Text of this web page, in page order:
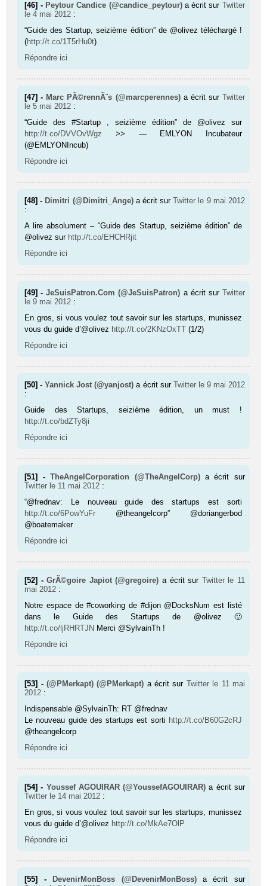
[46] - Peytour Candice (@candice_peytour) a écrit sur Twitter
le 4 mai 2012 :
“Guide des Startup, seizième édition” de @olivez téléchargé !
(http://t.co/1T5rHu0t)
Répondre ici
[47] - Marc PÃ©rennÃ¨s (@marcperennes) a écrit sur Twitter
le 5 mai 2012 :
“Guide des #Startup , seizième édition” de @olivez sur
http://t.co/DVVOvWgz >> — EMLYON Incubateur
(@EMLYONIncub)
Répondre ici
[48] - Dimitri (@Dimitri_Ange) a écrit surTwitter le 9 mai 2012
:
A lire absolument – “Guide des Startup, seizième édition” de
@olivez sur http://t.co/EHCHRjit
Répondre ici
[49] -JeSuisPatron.Com (@JeSuisPatron) a écrit sur Twitter
le 9 mai 2012 :
En gros, si vous voulez tout savoir sur les startups, munissez
vous du guide d’@olivez http://t.co/2KNzOxTT (1/2)
Répondre ici
[50] -Yannick Jost (@yanjost) a écrit sur Twitter le 9 mai 2012
:
Guide des Startups, seizième édition, un must !
http://t.co/bdZTy8ji
Répondre ici
[51] -TheAngelCorporation (@TheAngelCorp) a écrit sur
Twitter le 11 mai 2012 :
“@frednav: Le nouveau guide des startups est sorti
http://t.co/6PowYuFr @theangelcorp” @doriangerbod
@boatemaker
Répondre ici
[52] -GrÃ©goire Japiot (@gregoire) a écrit sur Twitter le 11
mai 2012 :
Notre espace de #coworking de #dijon @DocksNum est listé
dans le Guide des Startups de @olivez 🙂
http://t.co/ljRHRTJN Merci @SylvainTh !
Répondre ici
[53] - (@PMerkapt) (@PMerkapt) a écrit sur Twitter le 11 mai
2012 :
Indispensable @SylvainTh: RT @frednav
Le nouveau guide des startups est sorti http://t.co/B60G2cRJ
@theangelcorp
Répondre ici
[54] - Youssef AGOUIRAR (@YoussefAGOUIRAR) a écrit sur
Twitter le 14 mai 2012 :
En gros, si vous voulez tout savoir sur les startups, munissez
vous du guide d’@olivez http://t.co/MkAe7OlP
Répondre ici
[55] - DevenirMonBoss (@DevenirMonBoss)
a écrit sur